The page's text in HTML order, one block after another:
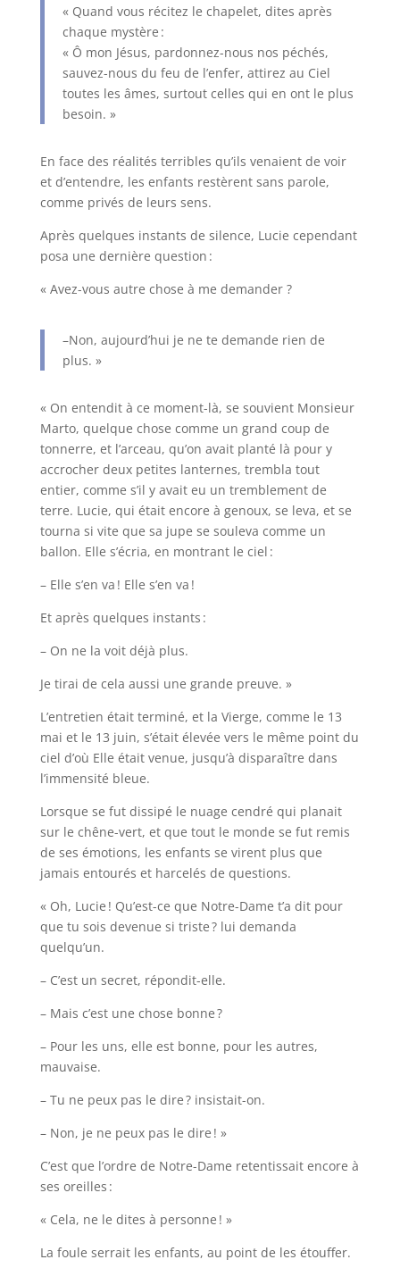
« Quand vous récitez le chapelet, dites après
chaque mystère :
« Ô mon Jésus, pardonnez-nous nos péchés,
sauvez-nous du feu de l’enfer, attirez au Ciel
toutes les âmes, surtout celles qui en ont le plus
besoin. »
En face des réalités terribles qu’ils venaient de voir
et d’entendre, les enfants restèrent sans parole,
comme privés de leurs sens.
Après quelques instants de silence, Lucie cependant
posa une dernière question :
« Avez-vous autre chose à me demander ?
–Non, aujourd’hui je ne te demande rien de
plus. »
« On entendit à ce moment-là, se souvient Monsieur
Marto, quelque chose comme un grand coup de
tonnerre, et l’arceau, qu’on avait planté là pour y
accrocher deux petites lanternes, trembla tout
entier, comme s’il y avait eu un tremblement de
terre. Lucie, qui était encore à genoux, se leva, et se
tourna si vite que sa jupe se souleva comme un
ballon. Elle s’écria, en montrant le ciel :
– Elle s’en va ! Elle s’en va !
Et après quelques instants :
– On ne la voit déjà plus.
Je tirai de cela aussi une grande preuve. »
L’entretien était terminé, et la Vierge, comme le 13
mai et le 13 juin, s’était élevée vers le même point du
ciel d’où Elle était venue, jusqu’à disparaître dans
l’immensité bleue.
Lorsque se fut dissipé le nuage cendré qui planait
sur le chêne-vert, et que tout le monde se fut remis
de ses émotions, les enfants se virent plus que
jamais entourés et harcelés de questions.
« Oh, Lucie ! Qu’est-ce que Notre-Dame t’a dit pour
que tu sois devenue si triste ? lui demanda
quelqu’un.
– C’est un secret, répondit-elle.
– Mais c’est une chose bonne ?
– Pour les uns, elle est bonne, pour les autres,
mauvaise.
– Tu ne peux pas le dire ? insistait-on.
– Non, je ne peux pas le dire ! »
C’est que l’ordre de Notre-Dame retentissait encore à
ses oreilles :
« Cela, ne le dites à personne ! »
La foule serrait les enfants, au point de les étouffer.